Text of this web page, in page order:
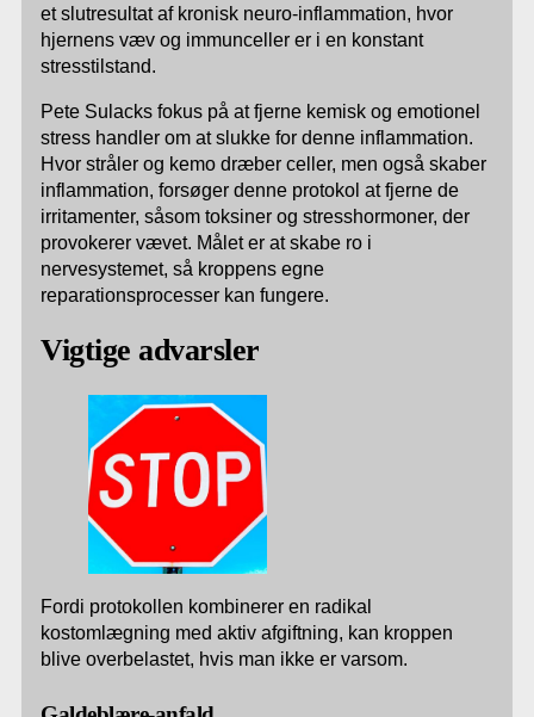
et slutresultat af kronisk neuro-inflammation, hvor
hjernens væv og immunceller er i en konstant
stresstilstand.
Pete Sulacks fokus på at fjerne kemisk og emotionel
stress handler om at slukke for denne inflammation.
Hvor stråler og kemo dræber celler, men også skaber
inflammation, forsøger denne protokol at fjerne de
irritamenter, såsom toksiner og stresshormoner, der
provokerer vævet. Målet er at skabe ro i
nervesystemet, så kroppens egne
reparationsprocesser kan fungere.
Vigtige advarsler
Fordi protokollen kombinerer en radikal
kostomlægning med aktiv afgiftning, kan kroppen
blive overbelastet, hvis man ikke er varsom.